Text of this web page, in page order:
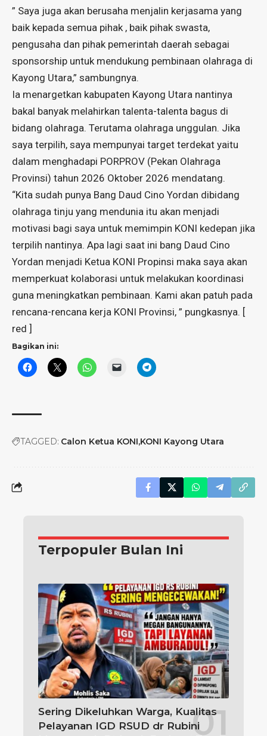
” Saya juga akan berusaha menjalin kerjasama yang
baik kepada semua pihak , baik pihak swasta,
pengusaha dan pihak pemerintah daerah sebagai
sponsorship untuk mendukung pembinaan olahraga di
Kayong Utara,” sambungnya.
Ia menargetkan kabupaten Kayong Utara nantinya
bakal banyak melahirkan talenta-talenta bagus di
bidang olahraga. Terutama olahraga unggulan. Jika
saya terpilih, saya mempunyai target terdekat yaitu
dalam menghadapi PORPROV (Pekan Olahraga
Provinsi) tahun 2026 Oktober 2026 mendatang.
“Kita sudah punya Bang Daud Cino Yordan dibidang
olahraga tinju yang mendunia itu akan menjadi
motivasi bagi saya untuk memimpin KONI kedepan jika
terpilih nantinya. Apa lagi saat ini bang Daud Cino
Yordan menjadi Ketua KONI Propinsi maka saya akan
memperkuat kolaborasi untuk melakukan koordinasi
guna meningkatkan pembinaan. Kami akan patuh pada
rencana-rencana kerja KONI Provinsi, ” pungkasnya. [
red ]
Bagikan ini:
TAGGED: Calon Ketua KONI KONI Kayong Utara
Terpopuler Bulan Ini
Sering Dikeluhkan Warga, Kualitas
Pelayanan IGD RSUD dr Rubini